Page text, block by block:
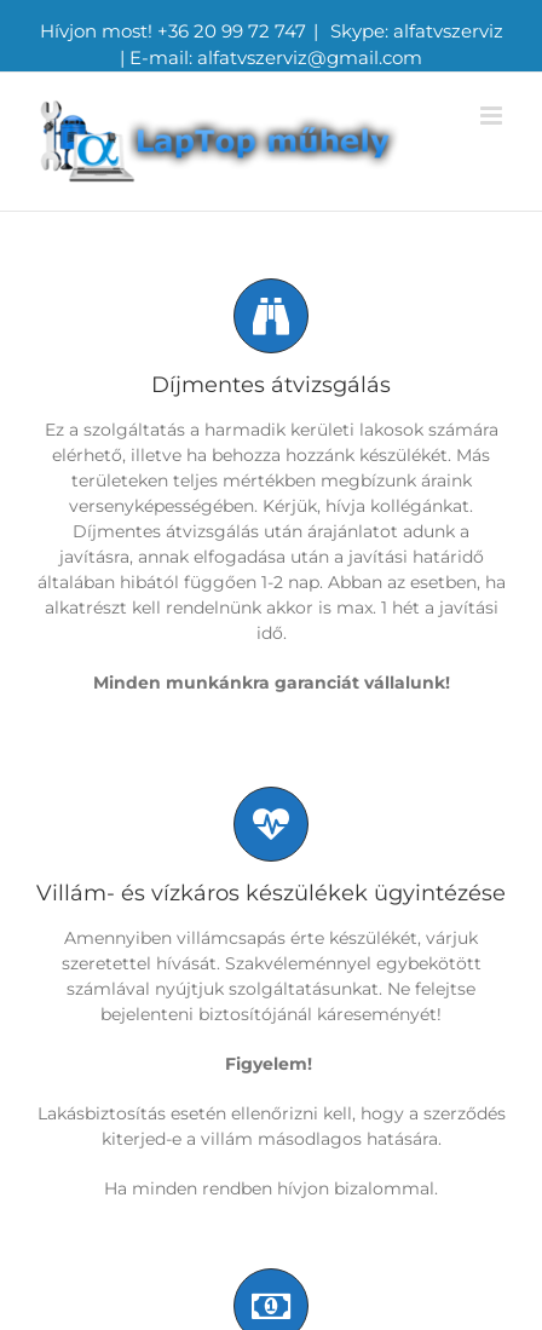
Hívjon most! +36 20 99 72 747 | Skype: alfatvszerviz
| E-mail: alfatvszerviz@gmail.com
Díjmentes átvizsgálás
Ez a szolgáltatás a harmadik kerületi lakosok számára
elérhető, illetve ha behozza hozzánk készülékét. Más
területeken teljes mértékben megbízunk áraink
versenyképességében. Kérjük, hívja kollégánkat.
Díjmentes átvizsgálás után árajánlatot adunk a
javításra, annak elfogadása után a javítási határidő
általában hibától függően 1-2 nap. Abban az esetben, ha
alkatrészt kell rendelnünk akkor is max. 1 hét a javítási
idő.
Minden munkánkra garanciát vállalunk!
Villám- és vízkáros készülékek ügyintézése
Amennyiben villámcsapás érte készülékét, várjuk
szeretettel hívását. Szakvéleménnyel egybekötött
számlával nyújtjuk szolgáltatásunkat. Ne felejtse
bejelenteni biztosítójánál káreseményét!
Figyelem!
Lakásbiztosítás esetén ellenőrizni kell, hogy a szerződés
kiterjed-e a villám másodlagos hatására.
Ha minden rendben hívjon bizalommal.